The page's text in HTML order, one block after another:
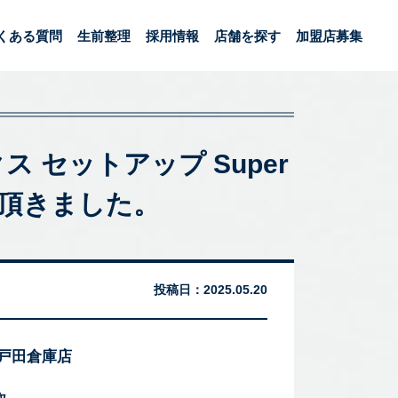
ある質問 生前整理 採用情報 店舗を探す 加盟店募集
セットアップ Super
きました。
投稿日： 2025.05.20
田倉庫店